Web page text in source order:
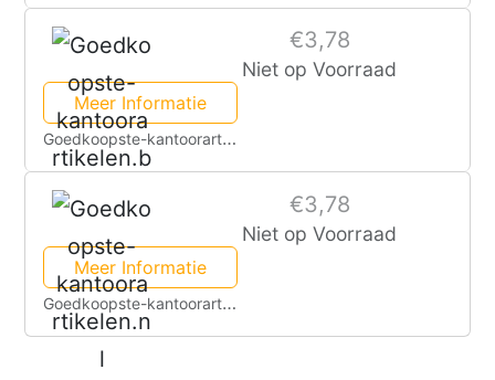
V3-
574G
V3-
575
DD0ZRRLC010
€3,78
Niet op Voorraad
Meer Informatie
Goedkoopste-kantoorartikelen.be
€3,78
Niet op Voorraad
Meer Informatie
Goedkoopste-kantoorartikelen.nl